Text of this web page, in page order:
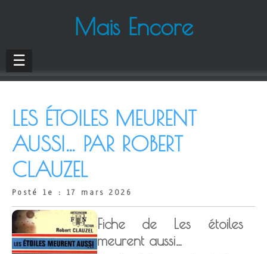
Mais Encore
☰
LES ÉTOILES MEURENT
AUSSI… PAR ROBERT
CLAUZEL
Posté le : 17 mars 2026
Fiche de Les étoiles
meurent aussi…